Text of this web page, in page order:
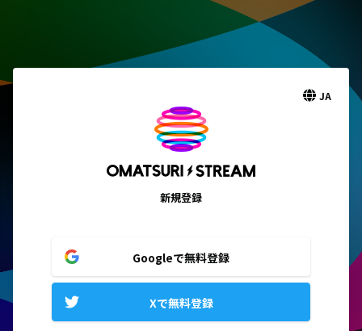
JA
新規登録
Googleで無料登録
Xで無料登録